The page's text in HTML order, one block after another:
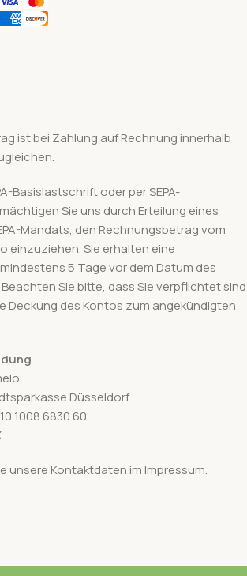
ist bei Zahlung auf Rechnung innerhalb
Basislastschrift oder per SEPA-
Sie uns durch Erteilung eines
Mandats, den Rechnungsbetrag vom
einzuziehen. Sie erhalten eine
5 Tage vor dem Datum des
Sie bitte, dass Sie verpflichtet sind
Deckung des Kontos zum angekündigten
Düsseldorf
1008 6830 60
unsere Kontaktdaten im Impressum.